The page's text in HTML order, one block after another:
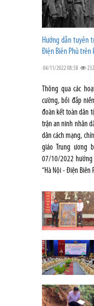
Hướng dẫn tuyên
Điện Biên Phủ
04/11/2022 08:58
Thông qua các
cường, bồi đắp
đoàn kết toàn dân
trận an ninh nhân
dân cách mạng,
giáo Trung ương
07/10/2022 hướng
“Hà Nội - Điện